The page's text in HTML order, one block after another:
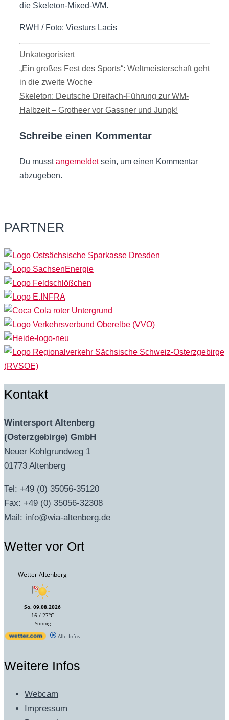
die Skeleton-Mixed-WM.
RWH / Foto: Viesturs Lacis
Kategorien
Unkategorisiert
„Ein großes Fest des Sports“: Weltmeisterschaft geht
in die zweite Woche
Skeleton: Deutsche Dreifach-Führung zur WM-
Halbzeit – Grotheer vor Gassner und Jungk!
Schreibe einen Kommentar
Du musstangemeldetsein, um einen Kommentar
abzugeben.
PARTNER
Kontakt
Wintersport Altenberg
(Osterzgebirge) GmbH
Neuer Kohlgrundweg 1
01773 Altenberg
Tel: +49 (0) 35056-35120
Fax: +49 (0) 35056-32308
Mail: info@wia-altenberg.de
Wetter vor Ort
Wetter Altenberg
So, 09.08.2026
16 / 27°C
Sonnig
Alle Infos
Weitere Infos
Webcam
Impressum